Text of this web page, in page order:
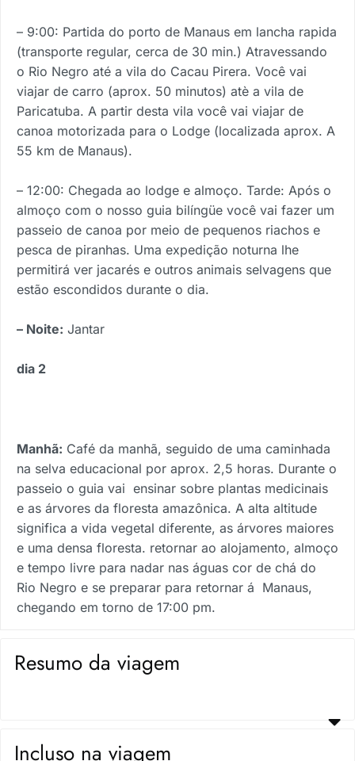
– 9:00: Partida do porto de Manaus em lancha rapida
(transporte regular, cerca de 30 min.) Atravessando
o Rio Negro até a vila do Cacau Pirera. Você vai
viajar de carro (aprox. 50 minutos) atè a vila de
Paricatuba. A partir desta vila você vai viajar de
canoa motorizada para o Lodge (localizada aprox. A
55 km de Manaus).
– 12:00: Chegada ao lodge e almoço. Tarde: Após o
almoço com o nosso guia bilíngüe você vai fazer um
passeio de canoa por meio de pequenos riachos e
pesca de piranhas. Uma expedição noturna lhe
permitirá ver jacarés e outros animais selvagens que
estão escondidos durante o dia.
– Noite: Jantar
dia 2
Manhã: Café da manhã, seguido de uma caminhada
na selva educacional por aprox. 2,5 horas. Durante o
passeio o guia vai ensinar sobre plantas medicinais
e as árvores da floresta amazônica. A alta altitude
significa a vida vegetal diferente, as árvores maiores
e uma densa floresta. retornar ao alojamento, almoço
e tempo livre para nadar nas águas cor de chá do
Rio Negro e se preparar para retornar á Manaus,
chegando em torno de 17:00 pm.
Resumo da viagem
Incluso na viagem